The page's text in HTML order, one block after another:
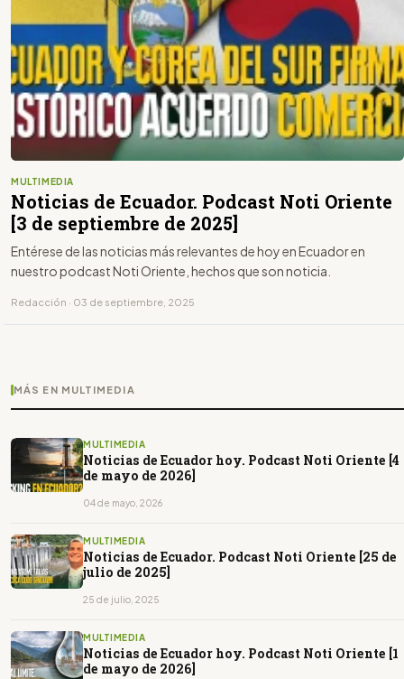
MULTIMEDIA
Noticias de Ecuador. Podcast Noti Oriente
[3 de septiembre de 2025]
Entérese de las noticias más relevantes de hoy en Ecuador en
nuestro podcast Noti Oriente, hechos que son noticia.
Redacción · 03 de septiembre, 2025
MÁS EN MULTIMEDIA
MULTIMEDIA
Noticias de Ecuador hoy. Podcast Noti Oriente [4
de mayo de 2026]
04 de mayo, 2026
MULTIMEDIA
Noticias de Ecuador. Podcast Noti Oriente [25 de
julio de 2025]
25 de julio, 2025
MULTIMEDIA
Noticias de Ecuador hoy. Podcast Noti Oriente [1
de mayo de 2026]